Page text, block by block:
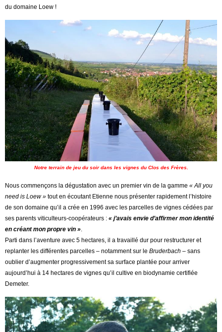
du domaine Loew !
Notre terrain de jeu du soir dans les vignes du Clos des Frères.
Nous commençons la dégustation avec un premier vin de la gamme « All you
need is Loew » tout en écoutant Etienne nous présenter rapidement l’histoire
de son domaine qu’il a crée en 1996 avec les parcelles de vignes cédées par
ses parents viticulteurs-coopérateurs : « j’avais envie d’affirmer mon identité
en créant mon propre vin ».
Parti dans l’aventure avec 5 hectares, il a travaillé dur pour restructurer et
replanter les différentes parcelles – notamment sur le Bruderbach – sans
oublier d’augmenter progressivement sa surface plantée pour arriver
aujourd’hui à 14 hectares de vignes qu’il cultive en biodynamie certifiée
Demeter.